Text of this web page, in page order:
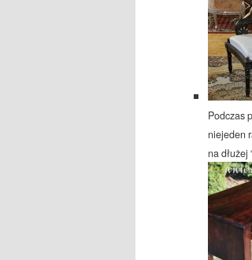
Podczas
niejeden
na dłużej